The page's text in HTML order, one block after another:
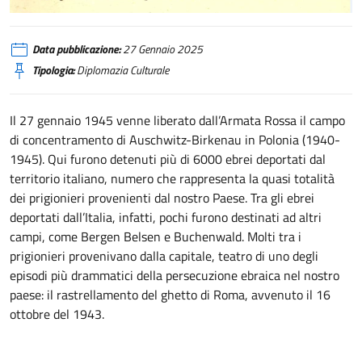
Giorno della Memoria
Data pubblicazione:27 Gennaio 2025
Tipologia:Diplomazia Culturale
Il 27 gennaio 1945 venne liberato dall’Armata Rossa il campo
di concentramento di Auschwitz-Birkenau in Polonia (1940-
1945). Qui furono detenuti più di 6000 ebrei deportati dal
territorio italiano, numero che rappresenta la quasi totalità
dei prigionieri provenienti dal nostro Paese. Tra gli ebrei
deportati dall’Italia, infatti, pochi furono destinati ad altri
campi, come Bergen Belsen e Buchenwald. Molti tra i
prigionieri provenivano dalla capitale, teatro di uno degli
episodi più drammatici della persecuzione ebraica nel nostro
paese: il rastrellamento del ghetto di Roma, avvenuto il 16
ottobre del 1943.